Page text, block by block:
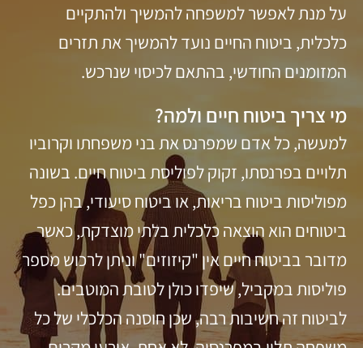
על מנת לאפשר למשפחה להמשיך ולהתקיים
כלכלית, ביטוח החיים נועד להמשיך את תזרים
המזומנים החודשי, בהתאם לכיסוי שנרכש.
מי צריך ביטוח חיים ולמה?
למעשה, כל אדם שמפרנס את בני משפחתו וקרוביו
תלויים בפרנסתו, זקוק לפוליסת ביטוח חיים. בשונה
מפוליסות ביטוח בריאות, או ביטוח סיעודי, בהן כפל
ביטוחים הוא הוצאה כלכלית בלתי מוצדקת, כאשר
מדובר בביטוח חיים אין "קיזוזים" וניתן לרכוש מספר
פוליסות במקביל, שיפדו כולן לטובת המוטבים.
לביטוח זה חשיבות רבה, שכן חוסנה הכלכלי של כל